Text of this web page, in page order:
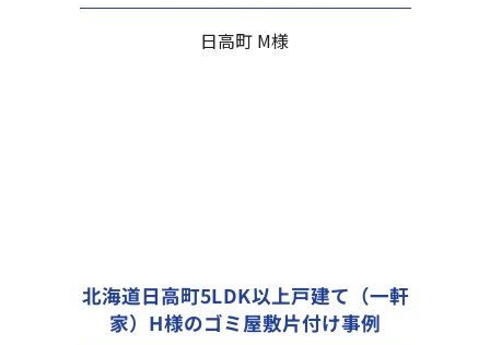
日高町 M様
北海道日高町5LDK以上戸建て（一軒
家）H様のゴミ屋敷片付け事例